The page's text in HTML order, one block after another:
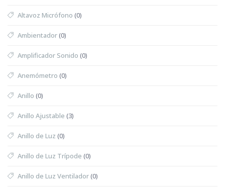
Altavoz Micrófono (0)
Ambientador(0)
Amplificador Sonido (0)
Anemómetro (0)
Anillo (0)
Anillo Ajustable (3)
Anillo de Luz (0)
Anillo de Luz Trípode (0)
Anillo de Luz Ventilador(0)